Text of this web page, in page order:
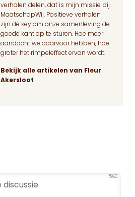
verhalen delen, dat is mijn missie bij
MaatschapWij. Positieve verhalen
zijn dé key om onze samenleving de
goede kant op te sturen. Hoe meer
aandacht we daarvoor hebben, hoe
groter het rimpeleffect ervan wordt.
Bekijk alle artikelen van Fleur
Akersloot
560